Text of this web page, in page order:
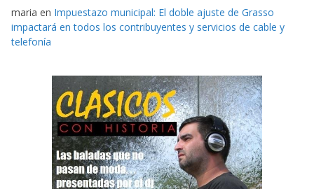
maria en Impuestazo municipal: El doble ajuste de Grasso
impactará en todos los contribuyentes y servicios de cable y
telefonía